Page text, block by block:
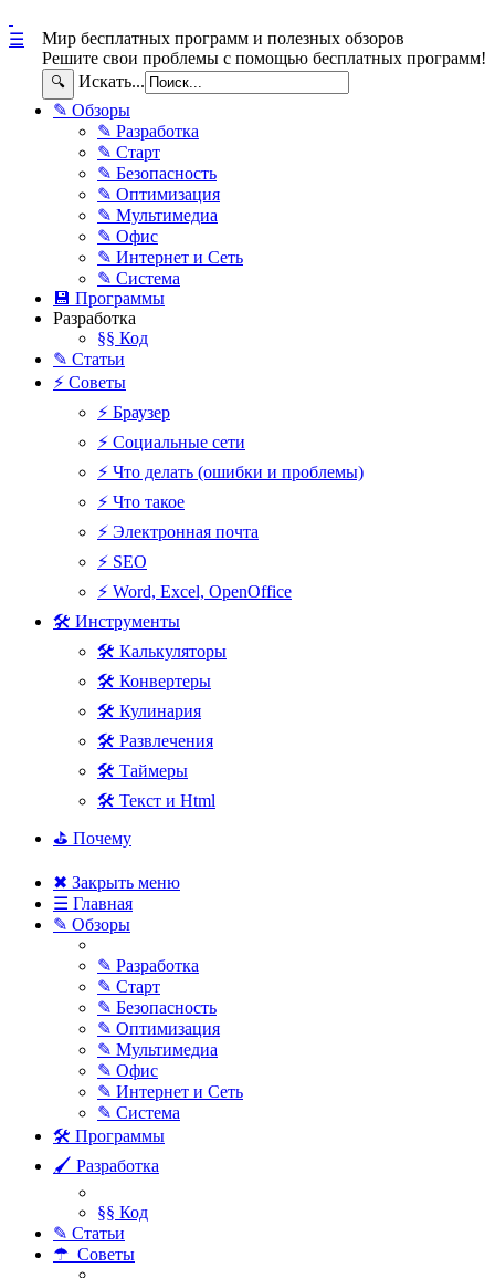
Мир бесплатных программ и полезных обзоров
Решите свои проблемы с помощью бесплатных программ!
🔍 Искать...
☰
✎ Обзоры
✎ Разработка
✎ Старт
✎ Безопасность
✎ Оптимизация
✎ Мультимедиа
✎ Офис
✎ Интернет и Сеть
✎ Система
💾 Программы
Разработка
§§ Код
✎ Статьи
⚡ Советы
⚡ Браузер
⚡ Социальные сети
⚡ Что делать (ошибки и проблемы)
⚡ Что такое
⚡ Электронная почта
⚡ SEO
⚡ Word, Excel, OpenOffice
🛠 Инструменты
🛠 Калькуляторы
🛠 Конвертеры
🛠 Кулинария
🛠 Развлечения
🛠 Таймеры
🛠 Текст и Html
⛳ Почему
✖ Закрыть меню
☰ Главная
✎ Обзоры
✎ Разработка
✎ Старт
✎ Безопасность
✎ Оптимизация
✎ Мультимедиа
✎ Офис
✎ Интернет и Сеть
✎ Система
🛠 Программы
🖌 Разработка
§§ Код
✎ Статьи
☂ Советы